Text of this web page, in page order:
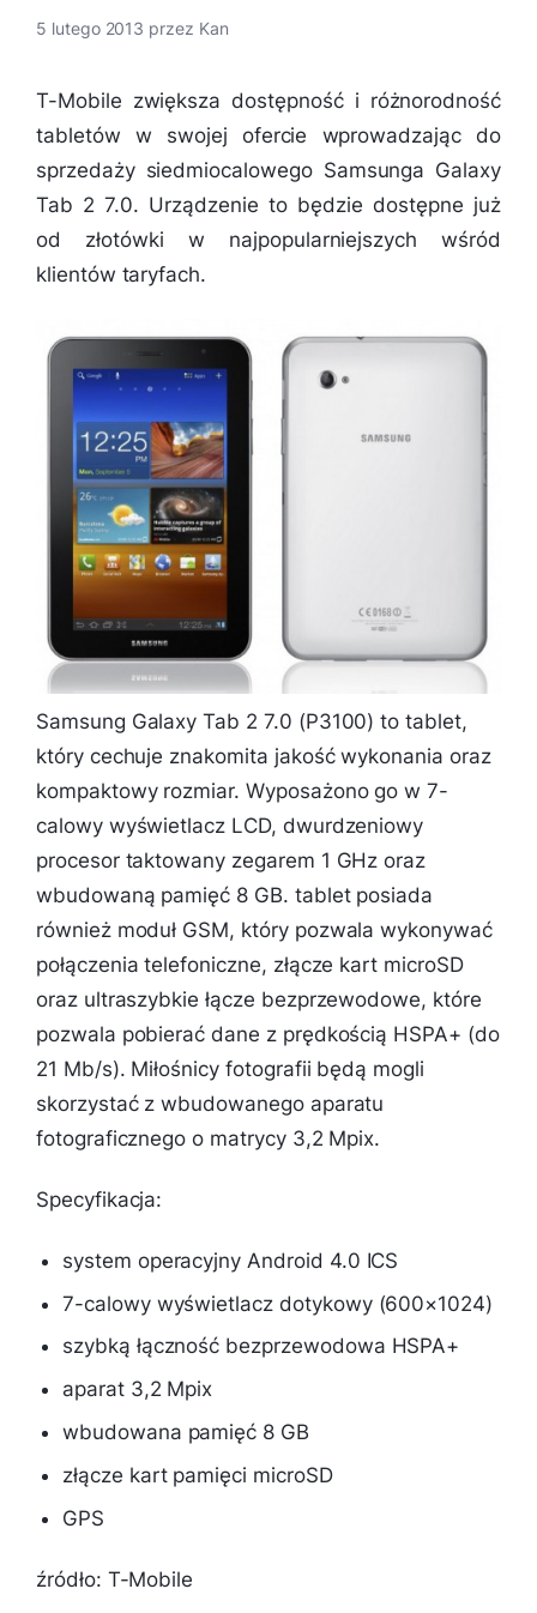
5 lutego 2013 przez Kan
T-Mobile zwiększa dostępność i różnorodność
tabletów w swojej ofercie wprowadzając do
sprzedaży siedmiocalowego Samsunga Galaxy
Tab 2 7.0. Urządzenie to będzie dostępne już
od złotówki w najpopularniejszych wśród
klientów taryfach.
Samsung Galaxy Tab 2 7.0 (P3100) to tablet,
który cechuje znakomita jakość wykonania oraz
kompaktowy rozmiar. Wyposażono go w 7-
calowy wyświetlacz LCD, dwurdzeniowy
procesor taktowany zegarem 1 GHz oraz
wbudowaną pamięć 8 GB. tablet posiada
również moduł GSM, który pozwala wykonywać
połączenia telefoniczne, złącze kart microSD
oraz ultraszybkie łącze bezprzewodowe, które
pozwala pobierać dane z prędkością HSPA+ (do
21 Mb/s). Miłośnicy fotografii będą mogli
skorzystać z wbudowanego aparatu
fotograficznego o matrycy 3,2 Mpix.
Specyfikacja:
system operacyjny Android 4.0 ICS
7-calowy wyświetlacz dotykowy (600×1024)
szybką łączność bezprzewodowa HSPA+
aparat 3,2 Mpix
wbudowana pamięć 8 GB
złącze kart pamięci microSD
GPS
źródło: T-Mobile